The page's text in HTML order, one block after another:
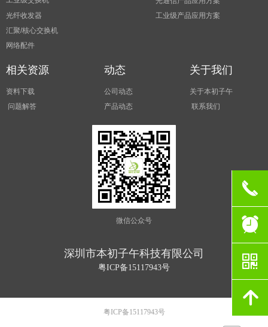
光纤收发器
汇聚/核心交换机
网络配件
工业级产品应用方案
动态
公司动态
产品动态
相关资源
资料下载
问题解答
关于我们
关于本初子午
联系我们
深圳市本初子午科技有限公司
微信公众号
粤ICP备15117943号
粤ICP备15117943号
끅
뀥
낃
녕